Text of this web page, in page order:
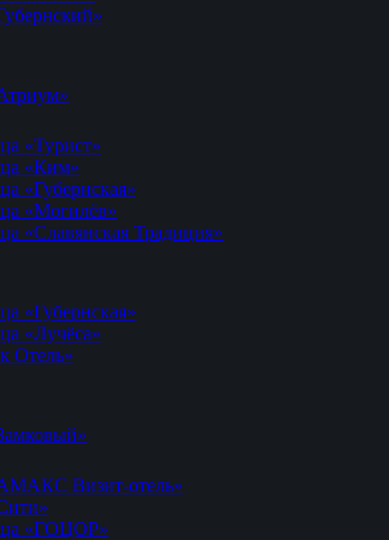
«Турист»
«Ким»
«Губернская»
«Могилёв»
«Славянская Традиция»
«Губернская»
«Лучёса»
Отель»
Визит-отель»
«ГОЦОР»